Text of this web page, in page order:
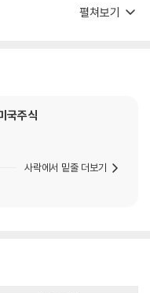
이다. 많은 사람들이 이 책을
펼쳐보기
국주식
사락에서 밑줄 더보기